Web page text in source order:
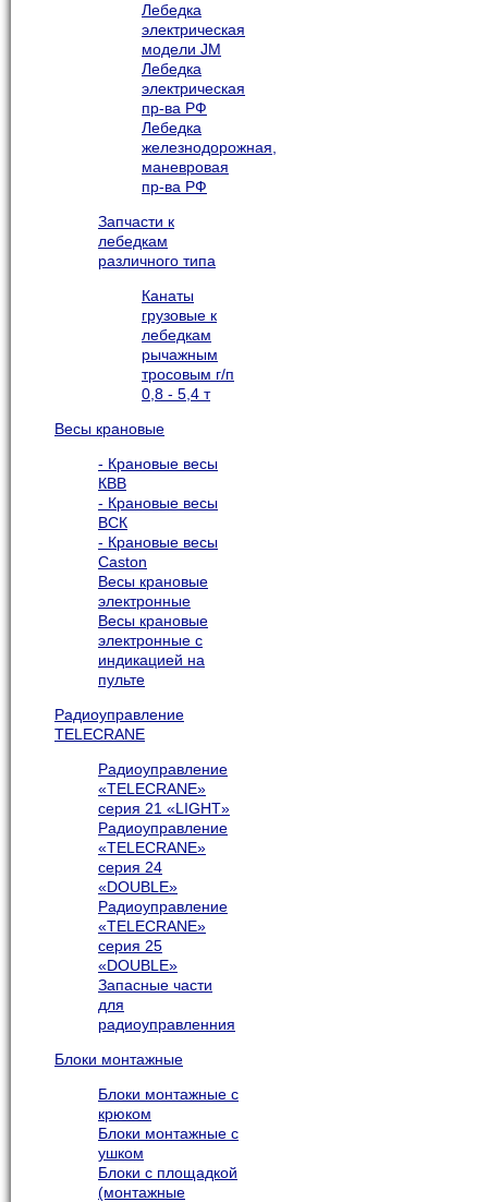
Лебедка
электрическая
модели JM
Лебедка
электрическая
пр-ва РФ
Лебедка
железнодорожная,
маневровая
пр-ва РФ
Запчасти к
лебедкам
различного типа
Канаты
грузовые к
лебедкам
рычажным
тросовым г/п
0,8 - 5,4 т
Весы крановые
- Крановые весы
КВВ
- Крановые весы
ВСК
- Крановые весы
Caston
Весы крановые
электронные
Весы крановые
электронные с
индикацией на
пульте
Радиоуправление
TELECRANE
Радиоуправление
«TELECRANE»
серия 21 «LIGHT»
Радиоуправление
«TELECRANE»
серия 24
«DOUBLE»
Радиоуправление
«TELECRANE»
серия 25
«DOUBLE»
Запасные части
для
радиоуправленния
Блоки монтажные
Блоки монтажные с
крюком
Блоки монтажные с
ушком
Блоки с площадкой
(монтажные